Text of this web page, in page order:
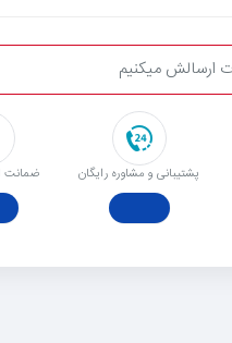
پشتیبانی و مشاوره رایگان ﺿﻤﺎﻧﺖ
ارسالش میکنیم